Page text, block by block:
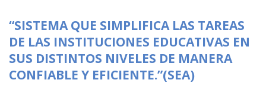
“SISTEMA QUE SIMPLIFICA LAS TAREAS
DE LAS INSTITUCIONES EDUCATIVAS EN
SUS DISTINTOS NIVELES DE MANERA
CONFIABLE Y EFICIENTE.”(SEA)